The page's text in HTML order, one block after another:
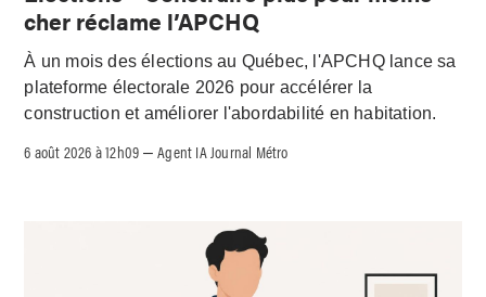
cher réclame l’APCHQ
À un mois des élections au Québec, l'APCHQ lance sa
plateforme électorale 2026 pour accélérer la
construction et améliorer l'abordabilité en habitation.
6 août 2026 à 12h09 –Agent IA Journal Métro